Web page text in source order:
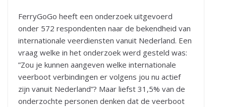
FerryGoGo heeft een onderzoek uitgevoerd
onder 572 respondenten naar de bekendheid van
internationale veerdiensten vanuit Nederland. Een
vraag welke in het onderzoek werd gesteld was:
”Zou je kunnen aangeven welke internationale
veerboot verbindingen er volgens jou nu actief
zijn vanuit Nederland”? Maar liefst 31,5% van de
onderzochte personen denken dat de veerboot